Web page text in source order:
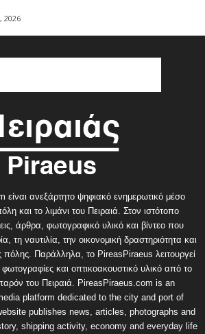
2026
ανεξάρτητο ψηφιακό ενημερωτικό μέσο
και το λιμάνι του Πειραιά. Στον ιστότοπο
άρθρα, φωτογραφικό υλικό και βίντεο που
τη ναυτιλία, την οικονομική δραστηριότητα και
πόλης. Παράλληλα, το PireasPiraeus λειτουργεί
και οπτικοακουστικό υλικό από το
του Πειραιά. PireasPiraeus.com is an
platform dedicated to the city and port of
publishes news, articles, photographs and
shipping activity, economy and everyday life